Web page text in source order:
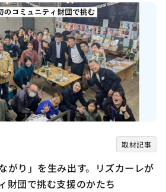
取材記事
がり」を生み出す。リズカーレが
財団で挑む支援のかたち